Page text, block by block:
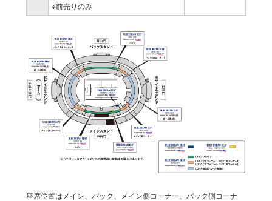
※前売りのみ
座席位置はメイン、バック、メイン側コーナー、バック側コーナ